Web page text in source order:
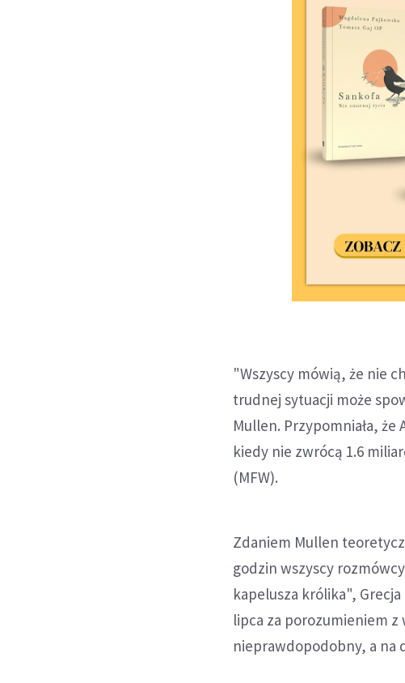
"Wszyscy mówią, że nie
trudnej sytuacji może
Mullen. Przypomniała,
kiedy nie zwrócą 1.6
(MFW).
Zdaniem Mullen
godzin wszyscy
kapelusza królika",
lipca za porozumieniem z
nieprawdopodobny, a na